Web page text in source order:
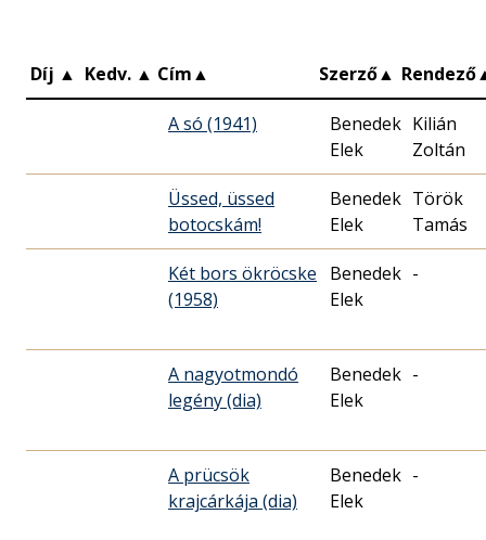
Díj ▲ Kedv. ▲ Cím▲ Szerző▲ Rendező
A só (1941)
Benedek
Elek
Kilián
Zoltán
Üssed, üssed
botocskám!
Benedek
Elek
Török
Tamás
Két bors ökröcske
(1958)
Benedek
Elek
-
A nagyotmondó
legény (dia)
Benedek
Elek
-
A prücsök
krajcárkája (dia)
Benedek
Elek
-